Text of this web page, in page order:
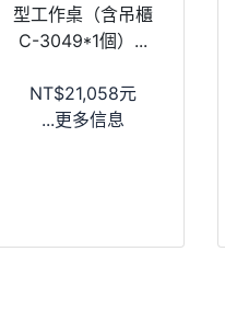
型工作桌（含吊櫃
C-3049*1個）...
NT$21,058元
...更多信息